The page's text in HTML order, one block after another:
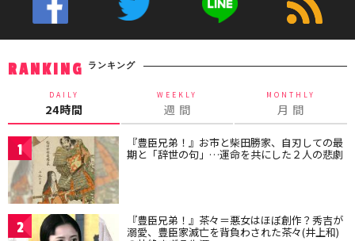
RANKING ランキング
DAILY
24時間
WEEKLY
週 間
MONTHLY
月 間
1 『豊臣兄弟！』お市と柴田勝家、自刃しての最
期と「辞世の句」…運命を共にした２人の悲劇
2 『豊臣兄弟！』茶々＝悪女はほぼ創作？秀吉が
溺愛、豊臣家滅亡を背負わされた茶々(井上和)